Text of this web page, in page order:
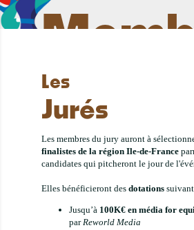
du
Les
Jurés
Les membres du jury auront à
finalistes de la région Ile-de-France
candidates qui pitcheront le jour de
Elles bénéficieront des dotations
Jusqu’à 100K€ en média for
parReworld Media